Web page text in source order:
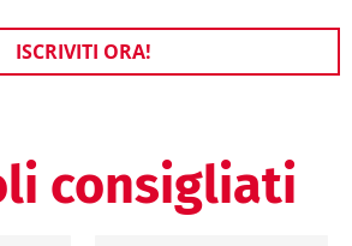
ISCRIVITI ORA!
consigliati